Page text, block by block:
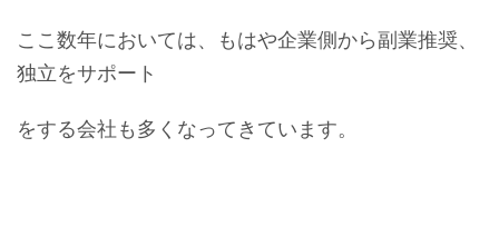
ここ数年においては、もはや企業側から副業推奨、
独立をサポート
をする会社も多くなってきています。